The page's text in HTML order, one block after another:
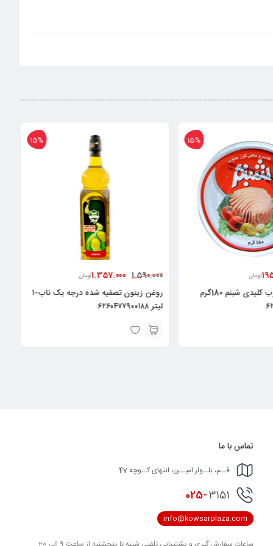
15%
تومان
کنسرو ماهی درب کلیدی شبنم 180گرم
15%
1.590.000
1.357.000تومان
روغن زیتون تصفیه شده درجه یک ناب-۱
لیتر ۶۲۶۰۴۷۷۹۰۰۱۸۸
تماس با ما
قــم، بلــوار امیــن، انتهای کــوچه 47
025-3151
info@kowsarplaza.com